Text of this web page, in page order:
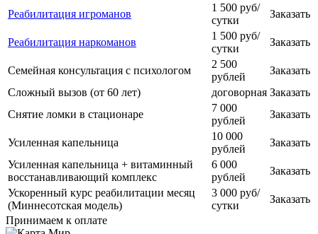
Реабилитация игроманов
1 500 руб/
сутки
Заказать
Реабилитация наркоманов
1 500 руб/
сутки
Заказать
Семейная консультация с психологом
2 500
рублей
Заказать
Сложный вызов (от 60 лет)
договорная Заказать
Снятие ломки в стационаре
7 000
рублей
Заказать
Усиленная капельница
10 000
рублей
Заказать
Усиленная капельница + витаминный
восстанавливающий комплекс
6 000
рублей
Заказать
Ускоренный курс реабилитации месяц
(Миннесотская модель)
3 000 руб/
сутки
Заказать
Принимаем к оплате